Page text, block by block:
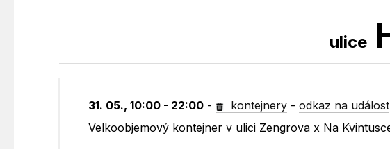
ulice
31. 05., 10:00 - 22:00 - kontejnery -odkaz na událost
Velkoobjemový kontejner v ulici Zengrova x Na